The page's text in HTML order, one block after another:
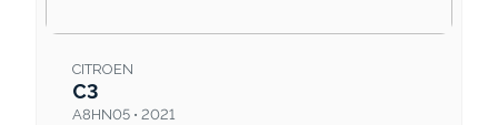
CITROEN
C3
A8HN05 • 2021